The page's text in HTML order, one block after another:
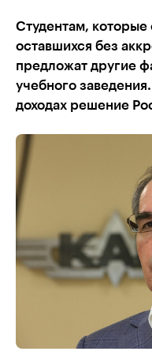
Студентам,
оставшихся без
предложат другие
учебного
доходах решение